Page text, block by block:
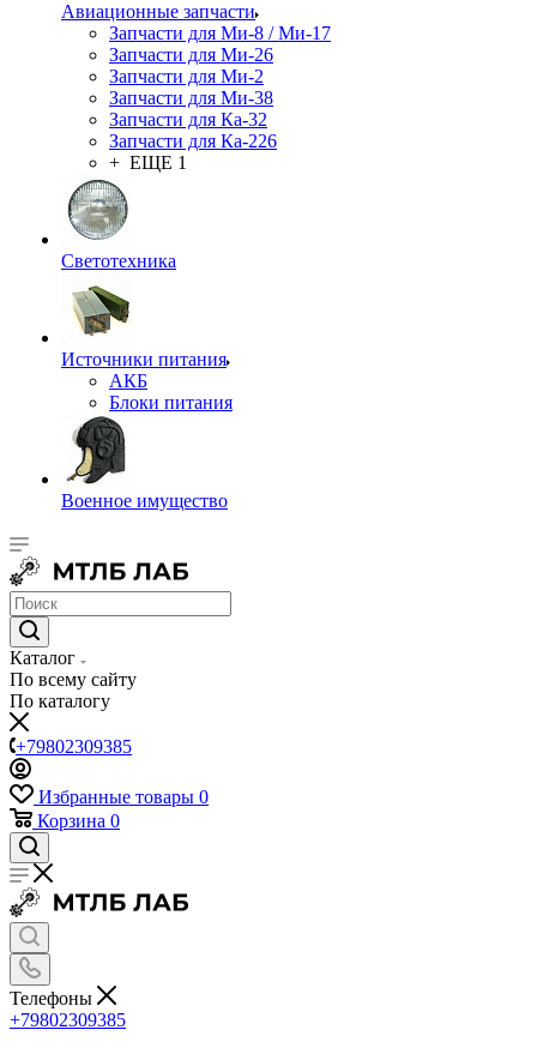
Авиационные запчасти
Запчасти для Ми-8 / Ми-17
Запчасти для Ми-26
Запчасти для Ми-2
Запчасти для Ми-38
Запчасти для Ка-32
Запчасти для Ка-226
+ ЕЩЕ 1
Светотехника
Источники питания
АКБ
Блоки питания
Военное имущество
Каталог
По всему сайту
По каталогу
+79802309385
Избранные товары 0
Корзина 0
Телефоны
+79802309385